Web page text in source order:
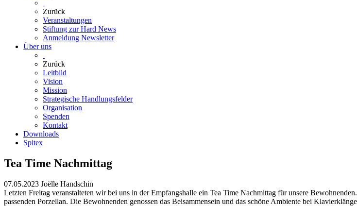
Zurück
Veranstaltungen
Stiftung zur Hard News
Anmeldung Newsletter
Über uns
Zurück
Leitbild
Vision
Mission
Strategische Handlungsfelder
Organisation
Spenden
Kontakt
Downloads
Spitex
Tea Time Nachmittag
07.05.2023 Joëlle Handschin
Letzten Freitag veranstalteten wir bei uns in der Empfangshalle ein Tea Time Nachmittag für unsere
passenden Porzellan. Die Bewohnenden genossen das Beisammensein und das schöne Ambiente bei